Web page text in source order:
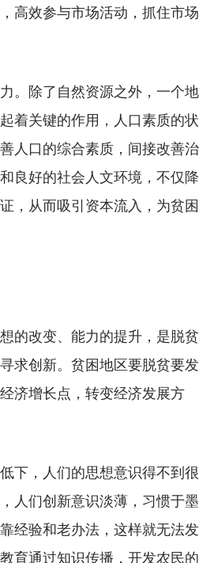
高效参与市场活动，抓住市场
除了自然资源之外，一个地
着关键的作用，人口素质的状
人口的综合素质，间接改善治
良好的社会人文环境，不仅降
，从而吸引资本流入，为贫困
改变、能力的提升，是脱贫
求创新。贫困地区要脱贫要发
济增长点，转变经济发展方
，人们的思想意识得不到很
人们创新意识淡薄，习惯于墨
经验和老办法，这样就无法发
育通过知识传播，开发农民的